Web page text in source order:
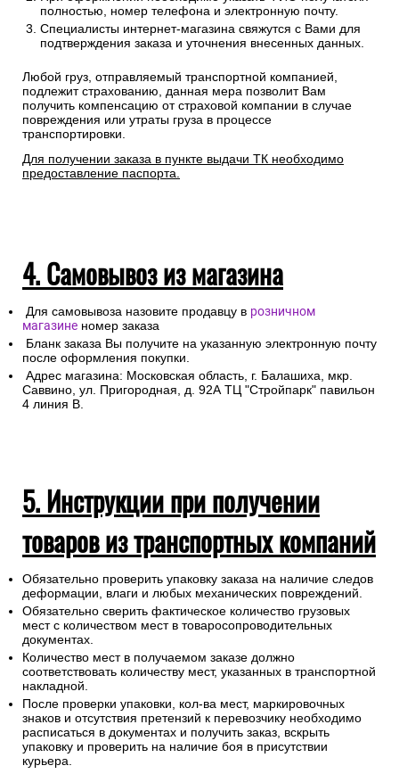
полностью, номер телефона и электронную почту.
Специалисты интернет-магазина свяжутся с Вами для
подтверждения заказа и уточнения внесенных данных.
Любой груз, отправляемый транспортной компанией,
подлежит страхованию, данная мера позволит Вам
получить компенсацию от страховой компании в случае
повреждения или утраты груза в процессе
транспортировки.
Для получении заказа в пункте выдачи ТК необходимо
предоставление паспорта.
4. Самовывоз из магазина
Для самовывоза назовите продавцу в розничном
магазине номер заказа
Бланк заказа Вы получите на указанную электронную почту
после оформления покупки.
Адрес магазина: Московская область, г. Балашиха, мкр.
Саввино, ул. Пригородная, д. 92А ТЦ "Стройпарк" павильон
4 линия В.
5. Инструкции при получении
товаров из транспортных компаний
Обязательно проверить упаковку заказа на наличие следов
деформации, влаги и любых механических повреждений.
Обязательно сверить фактическое количество грузовых
мест с количеством мест в товаросопроводительных
документах.
Количество мест в получаемом заказе должно
соответствовать количеству мест, указанных в транспортной
накладной.
После проверки упаковки, кол-ва мест, маркировочных
знаков и отсутствия претензий к перевозчику необходимо
расписаться в документах и получить заказ, вскрыть
упаковку и проверить на наличие боя в присутствии
курьера.